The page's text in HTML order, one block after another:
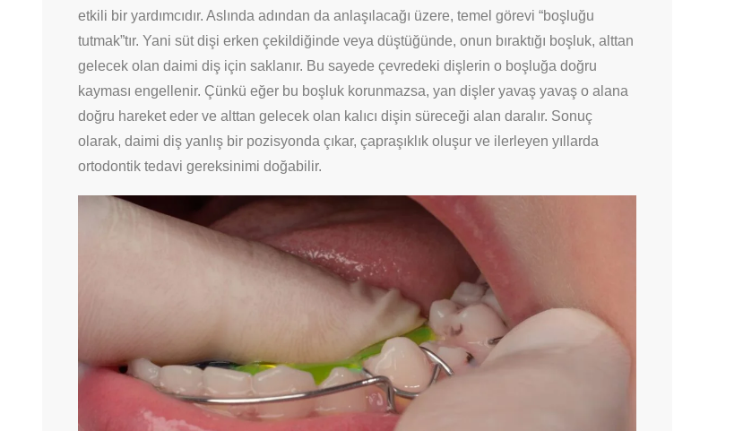
etkili bir yardımcıdır. Aslında adından da anlaşılacağı üzere, temel görevi “boşluğu
tutmak”tır. Yani süt dişi erken çekildiğinde veya düştüğünde, onun bıraktığı boşluk, alttan
gelecek olan daimi diş için saklanır. Bu sayede çevredeki dişlerin o boşluğa doğru
kayması engellenir. Çünkü eğer bu boşluk korunmazsa, yan dişler yavaş yavaş o alana
doğru hareket eder ve alttan gelecek olan kalıcı dişin süreceği alan daralır. Sonuç
olarak, daimi diş yanlış bir pozisyonda çıkar, çapraşıklık oluşur ve ilerleyen yıllarda
ortodontik tedavi gereksinimi doğabilir.